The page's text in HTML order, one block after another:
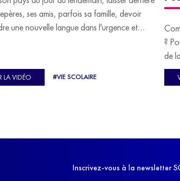
ses amis, parfois sa famille, devoir
une nouvelle langue dans l'urgence et
de nombreux réfugiés, et notamment
Lisa Machukha, que nous vous proposons de
LA VIDÉO #VIE SCOLAIRE
?
de
Inscrivez-vous à la newsletter